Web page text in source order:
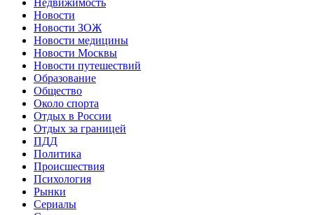
Новости
Новости ЗОЖ
Новости медицины
Новости Москвы
Новости путешествий
Образование
Общество
Около спорта
Отдых в России
Отдых за границей
ПДД
Политика
Происшествия
Психология
Рынки
Сериалы